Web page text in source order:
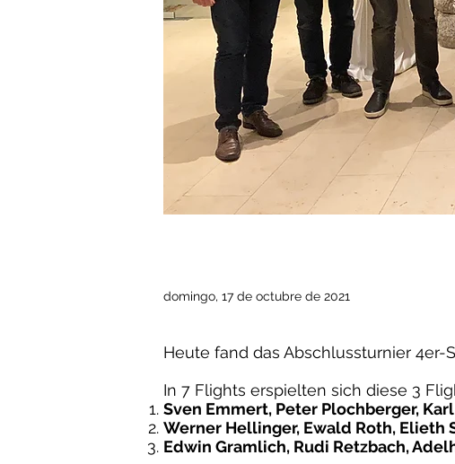
domingo, 17 de octubre de 2021
Heute fand das Abschlussturnier
In 7 Flights erspielten sich diese 3
Sven Emmert, Peter Plochberger,
Werner Hellinger, Ewald Roth, Elieth
Edwin Gramlich, Rudi Retzbach,